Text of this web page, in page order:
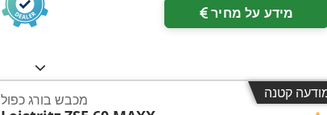
מידע על מחיר
קטנה מכבש בורג כפול